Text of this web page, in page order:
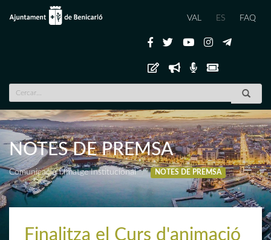
VAL ES FAQ
NOTES DE PREMSA
Comunicació i Imatge Institucional NOTES DE PREMSA
Finalitza el Curs d'animació